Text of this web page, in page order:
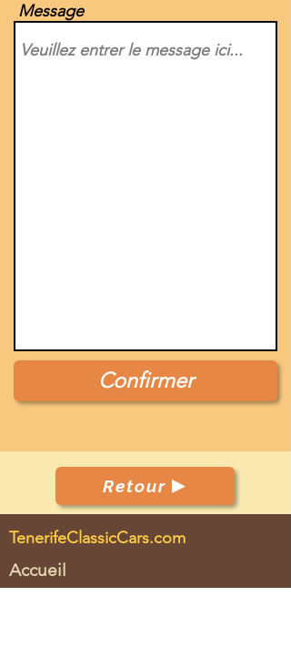
Message
Confirmer
Retour
TenerifeClassicCars.com
Accueil